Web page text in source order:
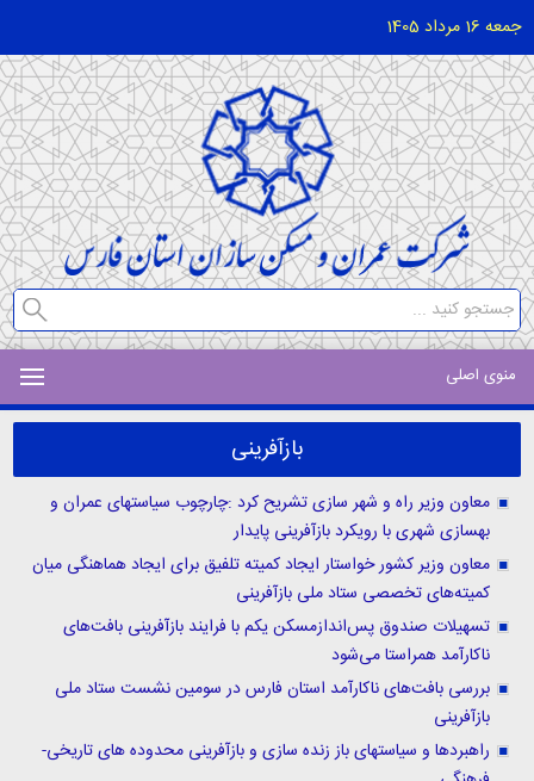
جمعه 16 مرداد 1405
منوی اصلی
بازآفرینی
معاون وزیر راه و شهر سازی تشریح کرد :چارچوب سیاستهای عمران و
بهسازی شهری با رویکرد بازآفرینی پایدار
معاون وزیر کشور خواستار ایجاد کمیته تلفیق برای ایجاد هماهنگی میان
کمیته‌های تخصصی ستاد ملی بازآفرینی
تسهیلات صندوق پس‌اندازمسکن یکم با فرایند بازآفرینی بافت‌های
ناکارآمد همراستا می‌شود
بررسی بافت‌های ناکارآمد استان فارس در سومین نشست ستاد ملی
بازآفرینی
راهبردها و سیاستهای باز زنده سازی و بازآفرینی محدوده های تاریخی-
فرهنگی